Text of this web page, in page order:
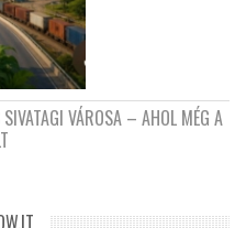
SIVATAGI VÁROSA – AHOL MÉG A